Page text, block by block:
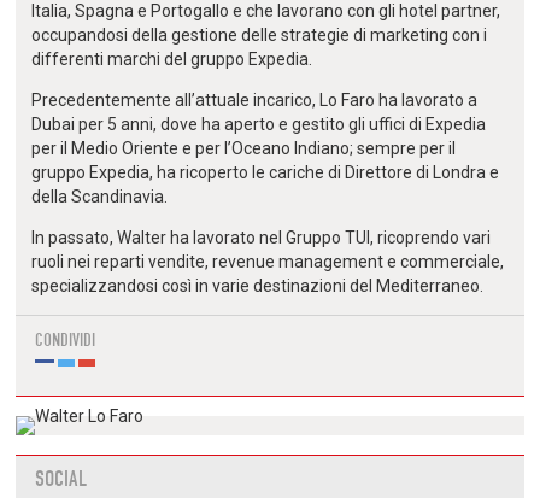
Italia, Spagna e Portogallo e che lavorano con gli hotel partner,
occupandosi della gestione delle strategie di marketing con i
differenti marchi del gruppo Expedia.
Precedentemente all’attuale incarico, Lo Faro ha lavorato a
Dubai per 5 anni, dove ha aperto e gestito gli uffici di Expedia
per il Medio Oriente e per l’Oceano Indiano; sempre per il
gruppo Expedia, ha ricoperto le cariche di Direttore di Londra e
della Scandinavia.
In passato, Walter ha lavorato nel Gruppo TUI, ricoprendo vari
ruoli nei reparti vendite, revenue management e commerciale,
specializzandosi così in varie destinazioni del Mediterraneo.
CONDIVIDI
SOCIAL